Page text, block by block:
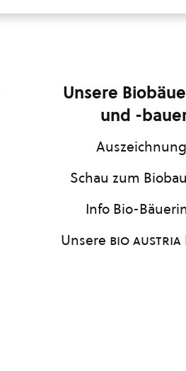
Unsere
und -
Schau zum
Info Bio-
Unsere bio austria